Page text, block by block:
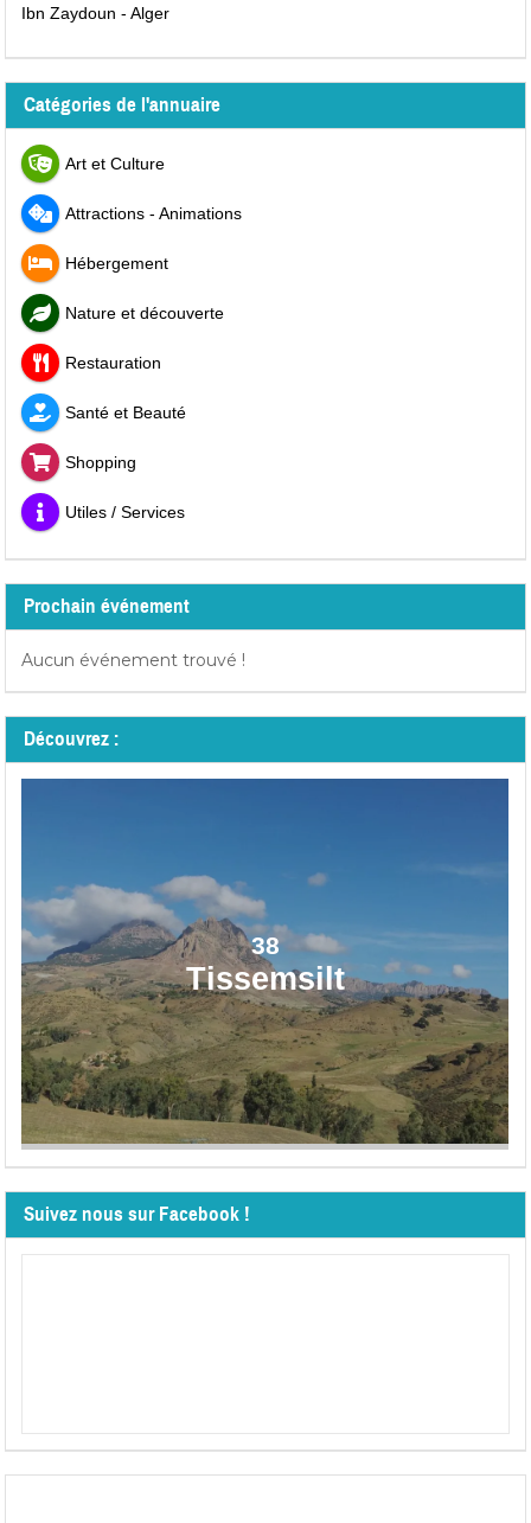
Ibn Zaydoun - Alger
Catégories de l'annuaire
Art et Culture
Attractions - Animations
Hébergement
Nature et découverte
Restauration
Santé et Beauté
Shopping
Utiles / Services
Prochain événement
Aucun événement trouvé !
Découvrez :
38
Tissemsilt
Suivez nous sur Facebook !